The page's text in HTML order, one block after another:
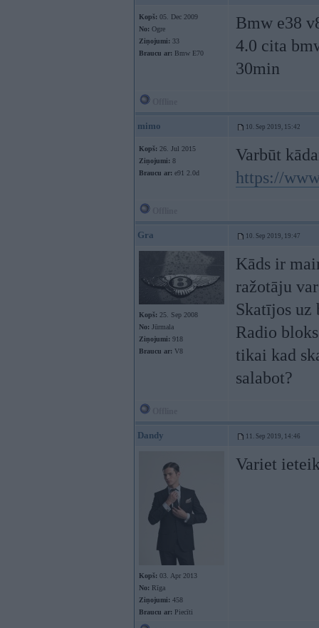
Kopš: 05. Dec 2009
No: Ogre
Ziņojumi: 33
Braucu ar: Bmw E70
Bmw e38
4.0 cita
30min
mimo 10. Sep 2019, 15:42
Kopš: 26. Jul 2015
Ziņojumi: 8
Braucu ar: e91 2.0d
Varbūt
https://
Gra 10. Sep 2019, 19:47
Kopš: 25. Sep 2008
No: Jūrmala
Ziņojumi: 918
Braucu ar: V8
Kāds ir
ražotāju
Skatījos uz
Radio
tikai kad
salabot?
Dandy 11. Sep 2019, 14:46
Kopš: 03. Apr 2013
No: Rīga
Ziņojumi: 458
Braucu ar: Piecīti
Variet